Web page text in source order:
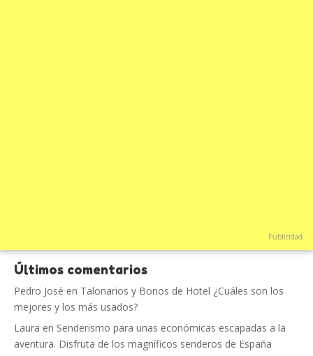
Publicidad
Últimos comentarios
Pedro José en Talonarios y Bonos de Hotel ¿Cuáles son los
mejores y los más usados?
Laura en Senderismo para unas económicas escapadas a la
aventura. Disfruta de los magníficos senderos de España